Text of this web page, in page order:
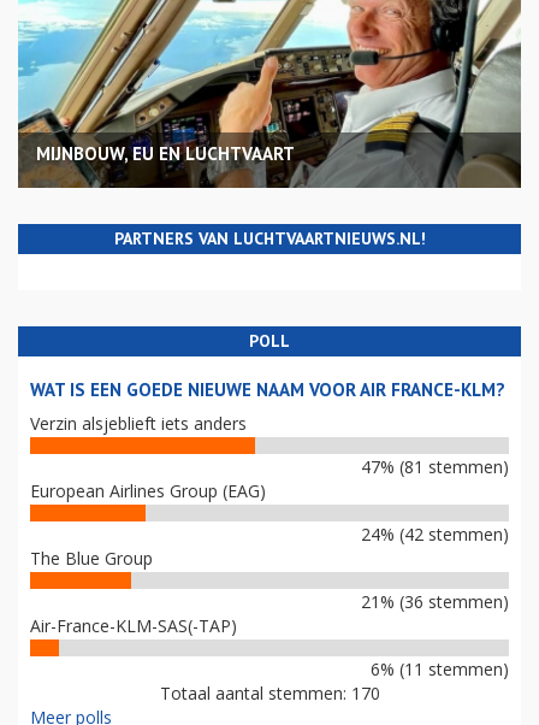
MIJNBOUW, EU EN LUCHTVAART
PARTNERS VAN LUCHTVAARTNIEUWS.NL!
POLL
WAT IS EEN GOEDE NIEUWE NAAM VOOR AIR FRANCE-KLM?
Verzin alsjeblieft iets anders
47% (81 stemmen)
European Airlines Group (EAG)
24% (42 stemmen)
The Blue Group
21% (36 stemmen)
Air-France-KLM-SAS(-TAP)
6% (11 stemmen)
Totaal aantal stemmen: 170
Meer polls